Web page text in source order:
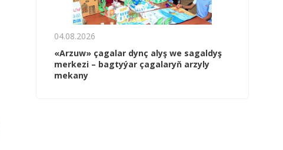
04.08.2026
«Arzuw» çagalar dynç alyş we sagaldyş
merkezi – bagtyýar çagalaryň arzyly
mekany